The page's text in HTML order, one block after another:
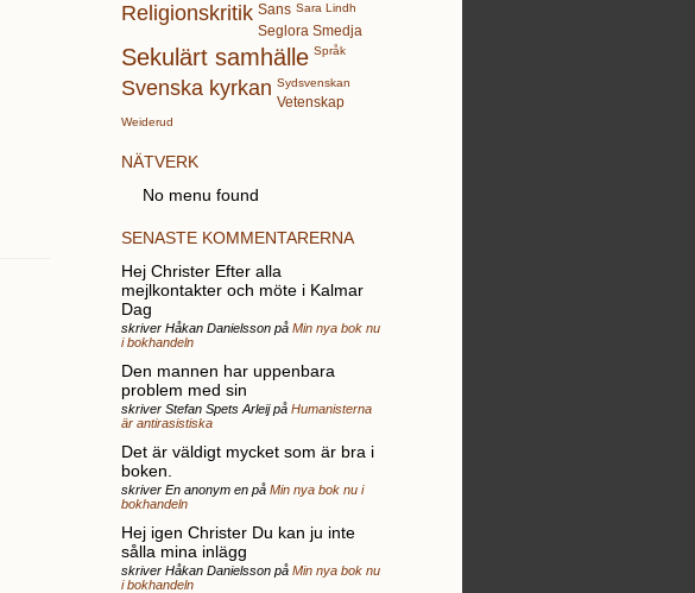
Religionskritik Sans Sara Lindh
Seglora Smedja
Sekulärt samhälle Språk
Svenska kyrkan Sydsvenskan
Vetenskap
Weiderud
NÄTVERK
No menu found
SENASTE KOMMENTARERNA
Hej Christer Efter alla
mejlkontakter och möte i Kalmar
Dag
skriver Håkan Danielsson på Min nya bok nu
i bokhandeln
Den mannen har uppenbara
problem med sin
skriver Stefan Spets Arleij på Humanisterna
är antirasistiska
Det är väldigt mycket som är bra i
boken.
skriver En anonym en på Min nya bok nu i
bokhandeln
Hej igen Christer Du kan ju inte
sålla mina inlägg
skriver Håkan Danielsson på Min nya bok nu
i bokhandeln